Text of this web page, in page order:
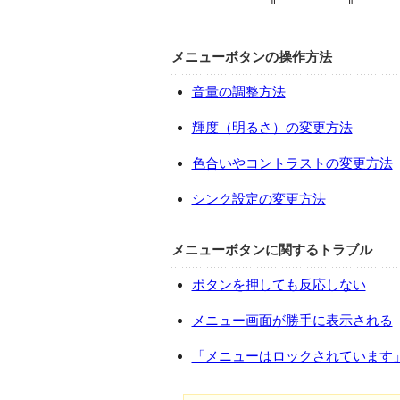
メニューボタンの操作方法
音量の調整方法
輝度（明るさ）の変更方法
色合いやコントラストの変更方法
シンク設定の変更方法
メニューボタンに関するトラブル
ボタンを押しても反応しない
メニュー画面が勝手に表示される
「メニューはロックされています